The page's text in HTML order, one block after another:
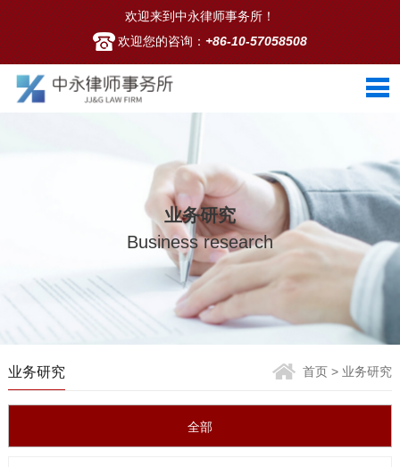
欢迎来到中永律师事务所！
欢迎您的咨询：+86-10-57058508
业务研究
Business research
业务研究 首页 > 业务研究
全部